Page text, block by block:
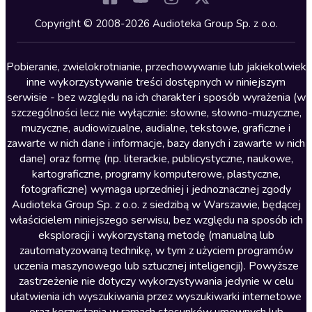
Kryminały
Lektury szkolne
Literatura anglojęzyczna
Literatura faktu
Literatura obyczajowa
Literatura piękna obca
Literatura piękna polska
Nagrania relaksacyjne
Nauka języków
Nauki humanistyczne
Podcasty i audycje
Polityka
Prasa
Copyright © 2008-2026 Audioteka Group Sp. z o.o.
Pobieranie, zwielokrotnianie, przechowywanie lub jakiekolwiek
inne wykorzystywanie treści dostępnych w niniejszym
serwisie - bez względu na ich charakter i sposób wyrażenia (w
szczególności lecz nie wyłącznie: słowne, słowno-muzyczne,
muzyczne, audiowizualne, audialne, tekstowe, graficzne i
zawarte w nich dane i informacje, bazy danych i zawarte w nich
dane) oraz formę (np. literackie, publicystyczne, naukowe,
kartograficzne, programy komputerowe, plastyczne,
fotograficzne) wymaga uprzedniej i jednoznacznej zgody
Audioteka Group Sp. z o.o. z siedzibą w Warszawie, będącej
właścicielem niniejszego serwisu, bez względu na sposób ich
eksploracji i wykorzystaną metodę (manualną lub
zautomatyzowaną technikę, w tym z użyciem programów
uczenia maszynowego lub sztucznej inteligencji). Powyższe
zastrzeżenie nie dotyczy wykorzystywania jedynie w celu
ułatwienia ich wyszukiwania przez wyszukiwarki internetowe